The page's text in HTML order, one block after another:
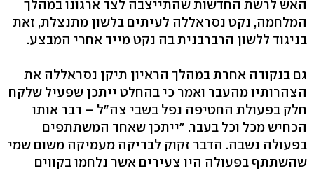
האש לרשת החדשות שהתייצבה לצד ארגונו במהלך
המלחמה, נקט נסראללה לעיתים בלשון מתנצלת, זאת
בניגוד ללשון הרברבנית בה נקט מייד אחרי המבצע.
גם בנקודה אחרת במהלך הראיון תיקן נסראללה את
הצהרותיו מהעבר ואמר כי בהחלט ייתכן שפעיל שלקח
חלק בפעולת החטיפה נפל בשבי צה"ל – דבר אותו
הכחיש מכל וכל בעבר. "ייתכן שאחד המשתתפים
בפעולה נשבה. הדבר זקוק לבדיקה מעמיקה משום שמי
שהשתתף בפעולה היו צעירים אשר נלחמו בקווים